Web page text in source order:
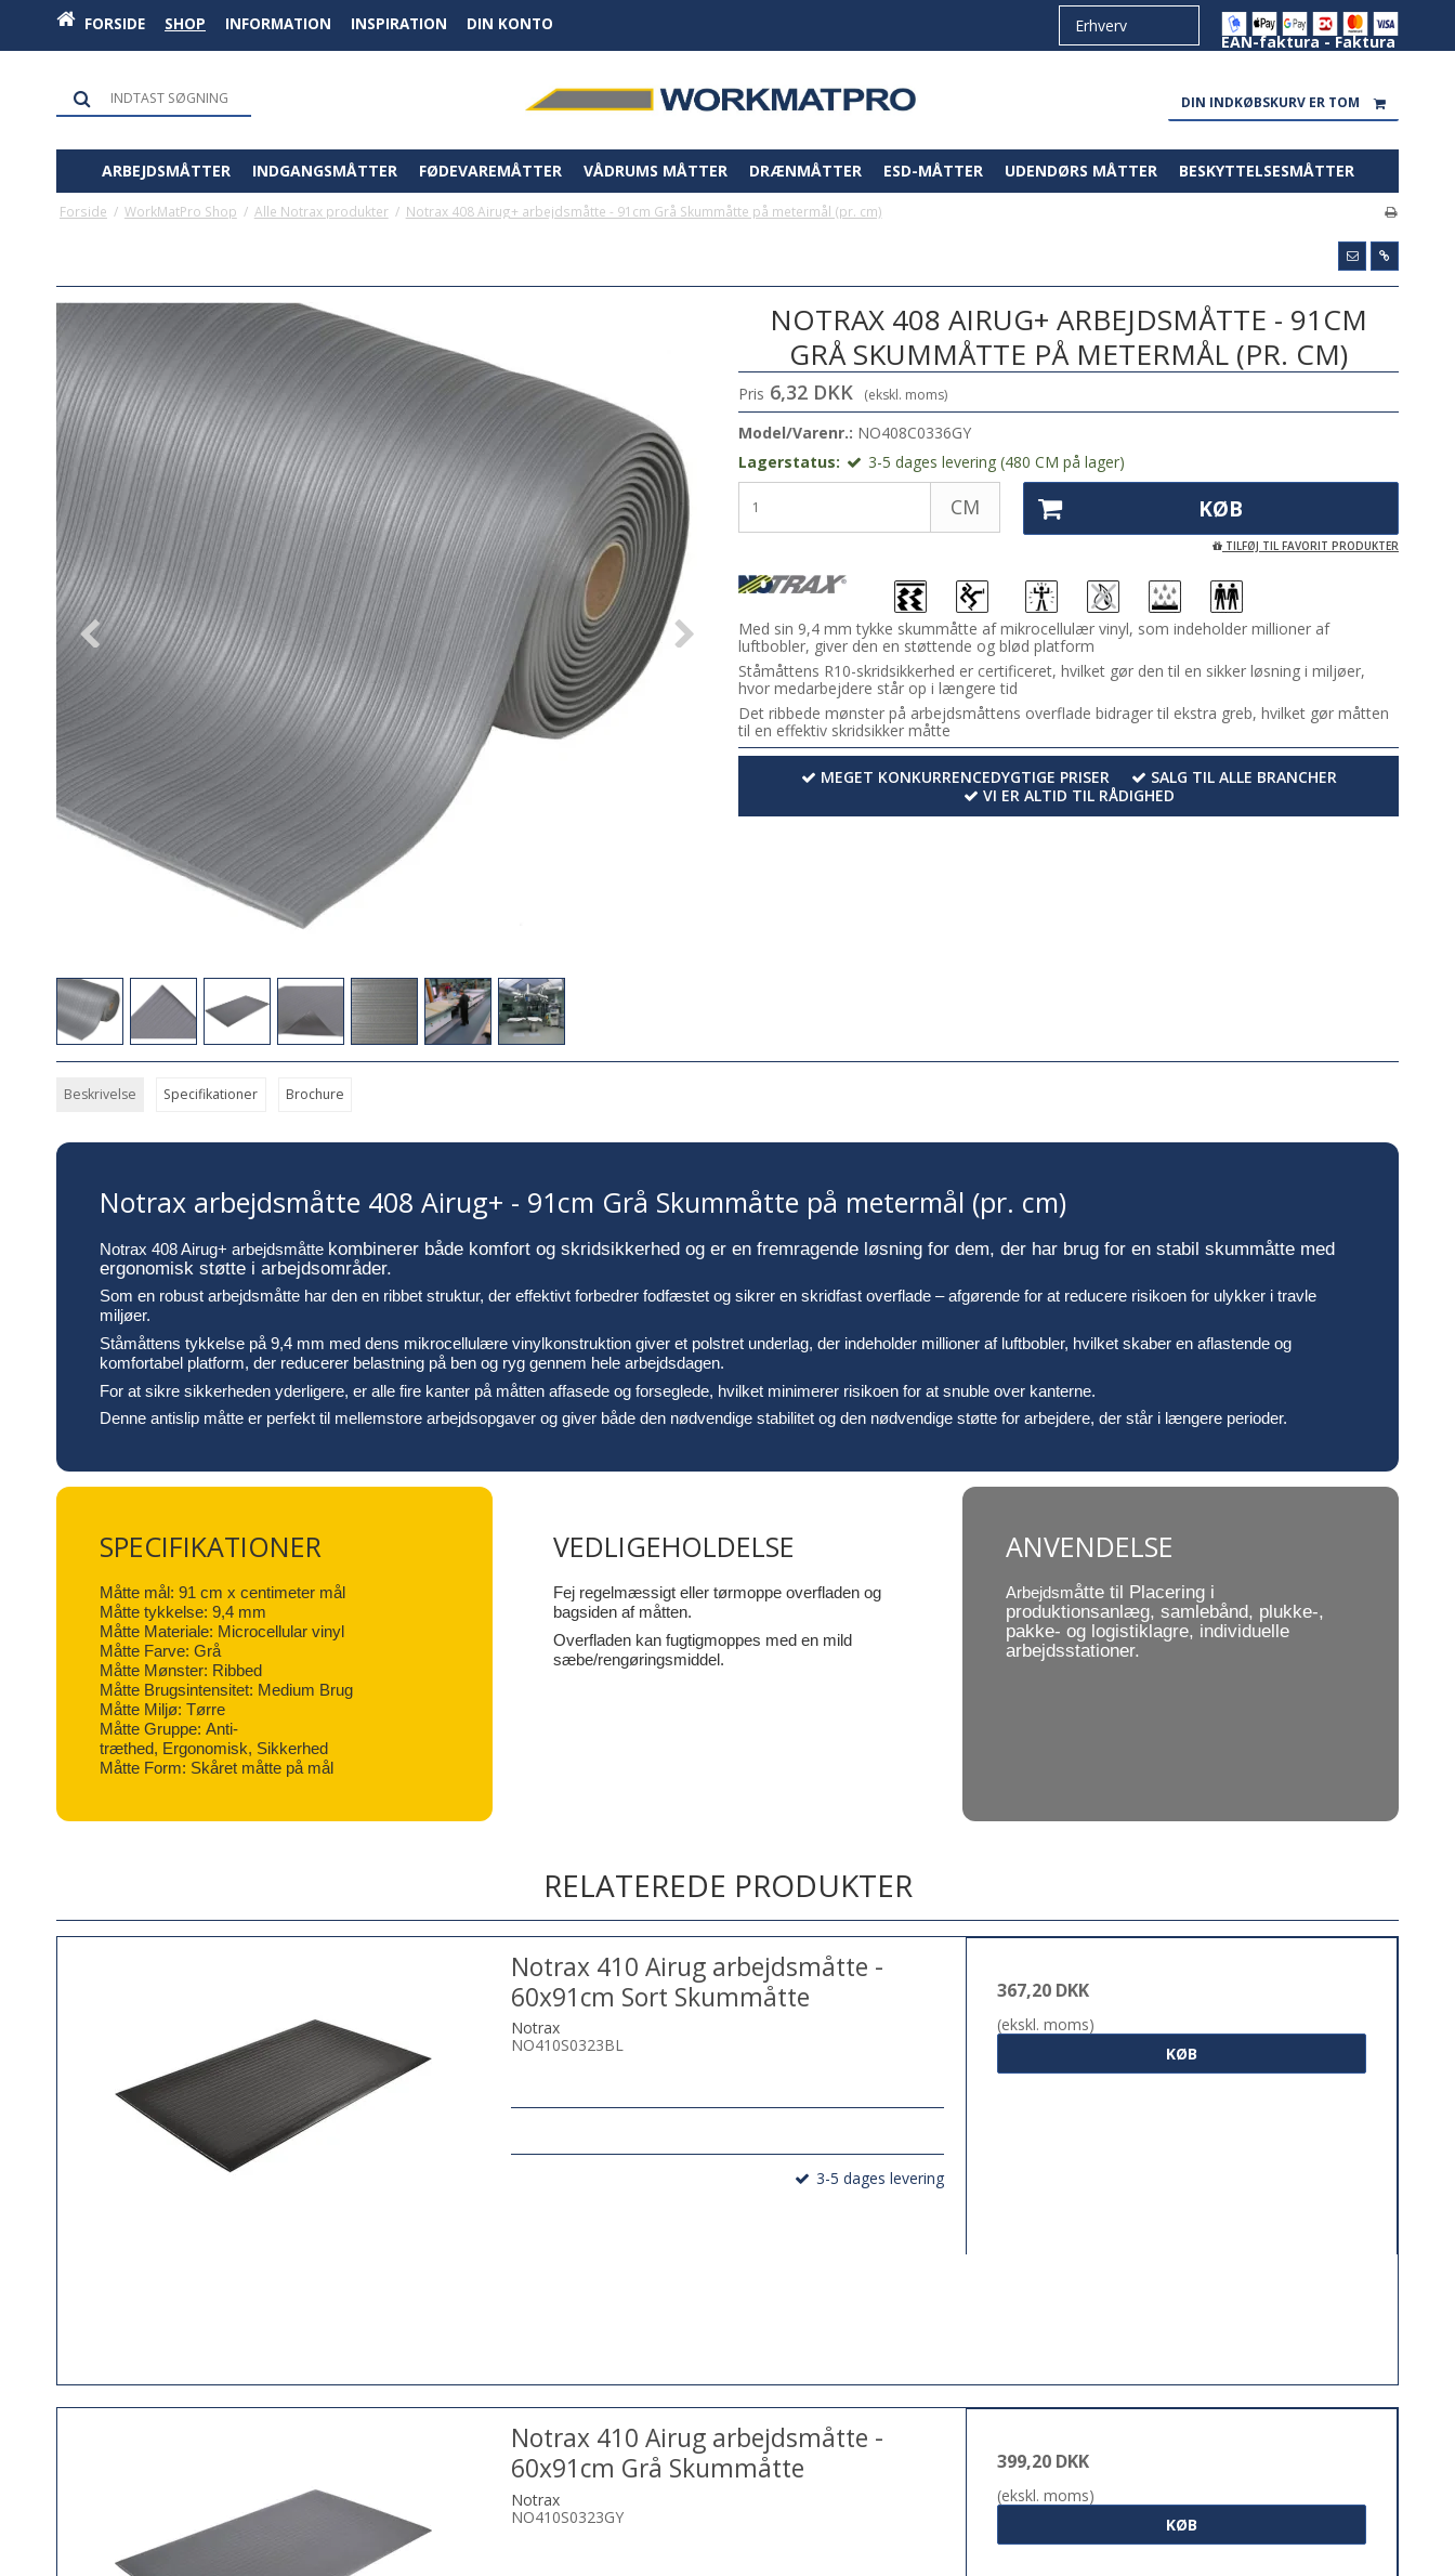
FORSIDE SHOP INFORMATION INSPIRATION DIN KONTO
EAN-faktura - Faktura
DIN INDKØBSKURV ER TOM
ARBEJDSMÅTTER INDGANGSMÅTTER FØDEVAREMÅTTER VÅDRUMS MÅTTER DRÆNMÅTTER ESD-MÅTTER UDENDØRS MÅTTER BESKYTTELSESMÅTTER
Forside / WorkMatPro Shop / Alle Notrax produkter / Notrax 408 Airug+ arbejdsmåtte - 91cm Grå Skummåtte på metermål (pr. cm)
NOTRAX 408 AIRUG+ ARBEJDSMÅTTE - 91CM
GRÅ SKUMMÅTTE PÅ METERMÅL (PR. CM)
Pris 6,32 DKK (ekskl. moms)
Model/Varenr.: NO408C0336GY
Lagerstatus:
3-5 dages levering (480 CM på lager)
CM KØB
TILFØJ TIL FAVORIT PRODUKTER
Med sin 9,4 mm tykke skummåtte af mikrocellulær vinyl, som indeholder millioner af
luftbobler, giver den en støttende og blød platform
Ståmåttens R10-skridsikkerhed er certificeret, hvilket gør den til en sikker løsning i miljøer,
hvor medarbejdere står op i længere tid
Det ribbede mønster på arbejdsmåttens overflade bidrager til ekstra greb, hvilket gør måtten
til en effektiv skridsikker måtte
MEGET KONKURRENCEDYGTIGE PRISER
SALG TIL ALLE BRANCHER
VI ER ALTID TIL RÅDIGHED
Beskrivelse Specifikationer Brochure
Notrax arbejdsmåtte 408 Airug+ - 91cm Grå Skummåtte på metermål (pr. cm)
Notrax 408 Airug+ arbejdsmåtte kombinerer både komfort og skridsikkerhed og er en fremragende løsning for dem, der har brug for en stabil skummåtte med
ergonomisk støtte i arbejdsområder.
Som en robust arbejdsmåtte har den en ribbet struktur, der effektivt forbedrer fodfæstet og sikrer en skridfast overflade – afgørende for at reducere risikoen for ulykker i travle
miljøer.
Ståmåttens tykkelse på 9,4 mm med dens mikrocellulære vinylkonstruktion giver et polstret underlag, der indeholder millioner af luftbobler, hvilket skaber en aflastende og
komfortabel platform, der reducerer belastning på ben og ryg gennem hele arbejdsdagen.
For at sikre sikkerheden yderligere, er alle fire kanter på måtten affasede og forseglede, hvilket minimerer risikoen for at snuble over kanterne.
Denne antislip måtte er perfekt til mellemstore arbejdsopgaver og giver både den nødvendige stabilitet og den nødvendige støtte for arbejdere, der står i længere perioder.
SPECIFIKATIONER
Måtte mål: 91 cm x centimeter mål
Måtte tykkelse: 9,4 mm
Måtte Materiale: Microcellular vinyl
Måtte Farve: Grå
Måtte Mønster: Ribbed
Måtte Brugsintensitet: Medium Brug
Måtte Miljø: Tørre
Måtte Gruppe: Anti-
træthed, Ergonomisk, Sikkerhed
Måtte Form: Skåret måtte på mål
VEDLIGEHOLDELSE
Fej regelmæssigt eller tørmoppe overfladen og
bagsiden af måtten.
Overfladen kan fugtigmoppes med en mild
sæbe/rengøringsmiddel.
ANVENDELSE
Arbejdsmåtte til Placering i
produktionsanlæg, samlebånd, plukke-,
pakke- og logistiklagre, individuelle
arbejdsstationer.
RELATEREDE PRODUKTER
Notrax 410 Airug arbejdsmåtte -
60x91cm Sort Skummåtte
Notrax
NO410S0323BL
3-5 dages levering
367,20 DKK
(ekskl. moms)
KØB
Notrax 410 Airug arbejdsmåtte -
60x91cm Grå Skummåtte
Notrax
NO410S0323GY
399,20 DKK
(ekskl. moms)
KØB